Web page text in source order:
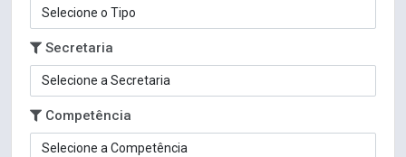
Secretaria
Competência